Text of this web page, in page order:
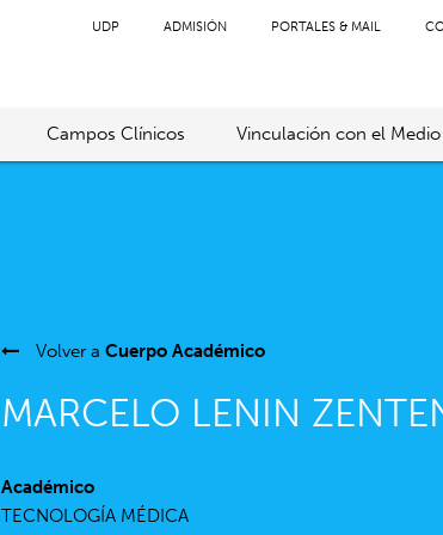
UDP ADMISIÓN PORTALES & MAIL
Campos Clínicos Vinculación con el Medio
Volver aCuerpo Académico
MARCELO LENIN
Académico
TECNOLOGÍA MÉDICA